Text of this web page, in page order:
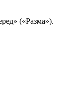
(«Разма»).